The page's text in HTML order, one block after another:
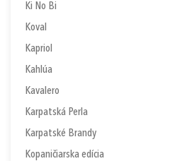
Ki No Bi
Koval
Kapriol
Kahlúa
Kavalero
Karpatská Perla
Karpatské Brandy
Kopaničiarska edícia